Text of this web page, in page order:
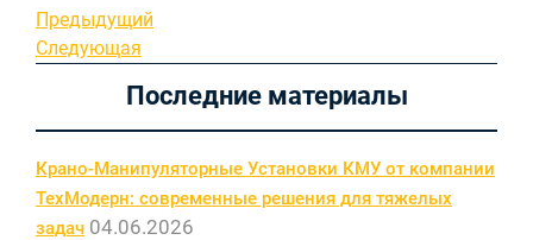
Навигация
по
записям
Предыдущая
запись
Предыдущий
Следующая
Следующая
Последние материалы
Крано-Манипуляторные Установки КМУ от компании
ТехМодерн: современные решения для тяжелых
задач 04.06.2026